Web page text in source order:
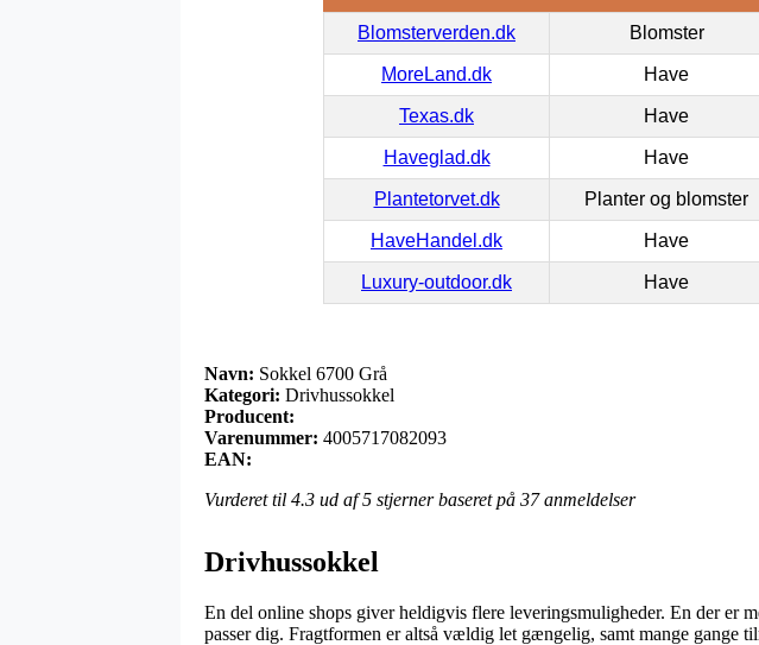
Blomsterverden.dk Blomster
MoreLand.dk Have
Texas.dk Have
Haveglad.dk Have
Plantetorvet.dk Planter og blomster
HaveHandel.dk Have
Luxury-outdoor.dk Have
Navn: Sokkel 6700 Grå
Kategori: Drivhussokkel
Producent:
Varenummer: 4005717082093
EAN:
Vurderet til 4.3 ud af 5 stjerner baseret på 37anmeldelser
Drivhussokkel
En del online shops giver heldigvis flere leveringsmuligheder. En der er
passer dig. Fragtformen er altså vældig let gængelig, samt mange gange